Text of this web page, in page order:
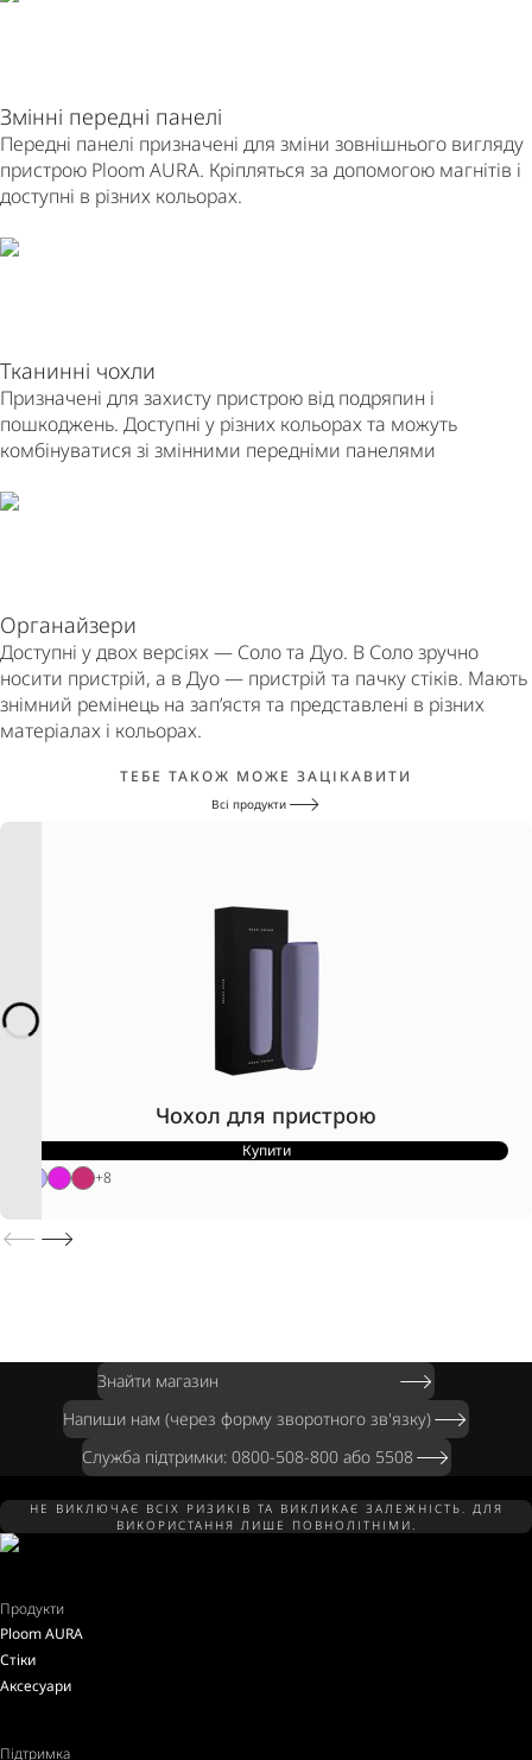
Змінні передні панелі
Передні панелі призначені для зміни зовнішнього вигляду
пристрою Ploom AURA. Кріпляться за допомогою магнітів і
доступні в різних кольорах.
Тканинні чохли
Призначені для захисту пристрою від подряпин і
пошкоджень. Доступні у різних кольорах та можуть
комбінуватися зі змінними передніми панелями
Органайзери
Доступні у двох версіях — Соло та Дуо. В Соло зручно
носити пристрій, а в Дуо — пристрій та пачку стіків. Мають
знімний ремінець на зап’ястя та представлені в різних
матеріалах і кольорах.
ТЕБЕ ТАКОЖ МОЖЕ ЗАЦІКАВИТИ
Всі продукти
Чохол для пристрою
Купити
+8
Знайти магазин
Напиши нам (через форму зворотного зв'язку)
Служба підтримки: 0800-508-800 або 5508
НЕ ВИКЛЮЧАЄ ВСІХ РИЗИКІВ ТА ВИКЛИКАЄ ЗАЛЕЖНІСТЬ. ДЛЯ
ВИКОРИСТАННЯ ЛИШЕ ПОВНОЛІТНІМИ.
Продукти
Ploom AURA
Стіки
Аксесуари
Підтримка